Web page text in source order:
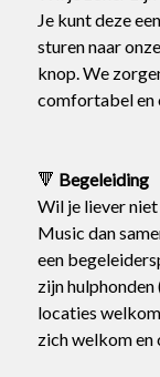
Je kunt deze
sturen naar
knop. We
comfortabel en
🔻 Begeleiding
Wil je liever
Music dan
een
zijn
locaties
zich welkom